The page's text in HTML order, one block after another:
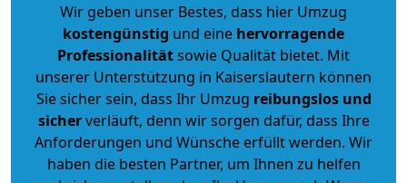
Wir geben unser Bestes, dass hier Umzug
kostengünstig und eine hervorragende
Professionalitätsowie Qualität bietet. Mit
unserer Unterstützung in Kaiserslautern können
Sie sicher sein, dass Ihr Umzug reibungslos und
sicherverläuft, denn wir sorgen dafür, dass Ihre
Anforderungen und Wünsche erfüllt werden. Wir
haben die besten Partner, um Ihnen zu helfen